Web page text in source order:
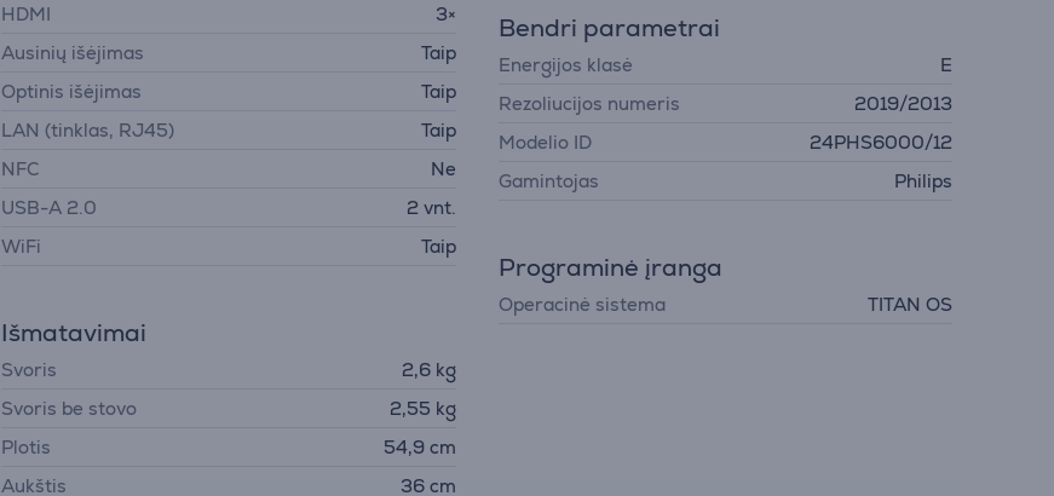
HDMI
3×
Ausinių išėjimas
Taip
Optinis išėjimas
Taip
LAN (tinklas, RJ45)
Taip
NFC
Ne
USB-A 2.0
2 vnt.
WiFi
Taip
Išmatavimai
Svoris
2,6 kg
Svoris be stovo
2,55 kg
Plotis
54,9 cm
Aukštis
36 cm
Bendri parametrai
Energijos klasė
E
Rezoliucijos numeris
2019/2013
Modelio ID
24PHS6000/12
Gamintojas
Philips
Programinė įranga
Operacinė sistema TITAN OS